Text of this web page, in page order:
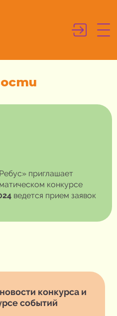
приглашает
конкурсе
ведется прием заявок
конкурса и
событий